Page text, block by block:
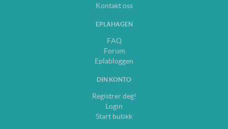
Kontakt oss
EPLAHAGEN
FAQ
Forum
Eplabloggen
DIN KONTO
Registrer deg!
Login
Start butikk